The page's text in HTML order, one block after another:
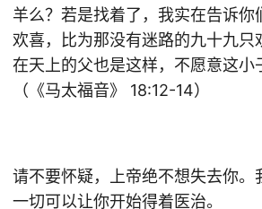
羊么？若是找着了，我实在告诉你
欢喜，比为那没有迷路的九十九只
在天上的父也是这样，不愿意这小
（《马太福音》 18:12-14）
请不要怀疑，上帝绝不想失去你。
一切可以让你开始得着医治。